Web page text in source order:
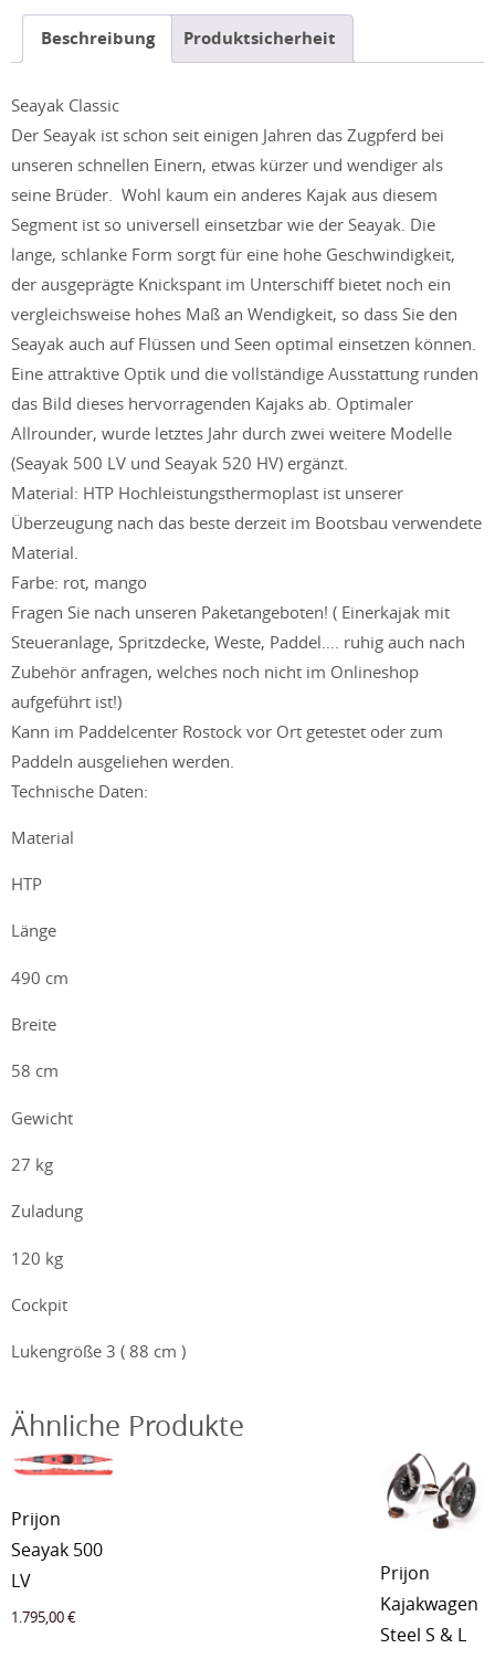
Classic
MengeBeschreibung Produktsicherheit
Seayak Classic
Der Seayak ist schon seit einigen Jahren das Zugpferd bei
unseren schnellen Einern, etwas kürzer und wendiger als
seine Brüder. Wohl kaum ein anderes Kajak aus diesem
Segment ist so universell einsetzbar wie der Seayak. Die
lange, schlanke Form sorgt für eine hohe Geschwindigkeit,
der ausgeprägte Knickspant im Unterschiff bietet noch ein
vergleichsweise hohes Maß an Wendigkeit, so dass Sie den
Seayak auch auf Flüssen und Seen optimal einsetzen können.
Eine attraktive Optik und die vollständige Ausstattung runden
das Bild dieses hervorragenden Kajaks ab. Optimaler
Allrounder, wurde letztes Jahr durch zwei weitere Modelle
(Seayak 500 LV und Seayak 520 HV) ergänzt.
Material: HTP Hochleistungsthermoplast ist unserer
Überzeugung nach das beste derzeit im Bootsbau verwendete
Material.
Farbe: rot, mango
Fragen Sie nach unseren Paketangeboten! ( Einerkajak mit
Steueranlage, Spritzdecke, Weste, Paddel…. ruhig auch nach
Zubehör anfragen, welches noch nicht im Onlineshop
aufgeführt ist!)
Kann im Paddelcenter Rostock vor Ort getestet oder zum
Paddeln ausgeliehen werden.
Technische Daten:
Material
HTP
Länge
490 cm
Breite
58 cm
Gewicht
27 kg
Zuladung
120 kg
Cockpit
Lukengröße 3 ( 88 cm )
Ähnliche Produkte
Prijon
Seayak 500
LV
1.795,00€
Prijon
Kajakwagen
Steel S & L